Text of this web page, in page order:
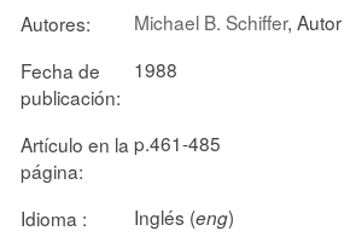
Autores: Michael B. Schiffer, Autor
Fecha de
publicación:
1988
Artículo en la
página:
p.461-485
Idioma : Inglés (eng)